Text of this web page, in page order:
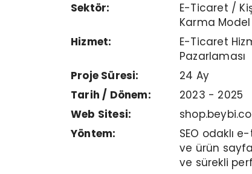
Sektör:
E-Ticaret /
Karma Model
Hizmet:
E-Ticaret
Pazarlaması
Proje Süresi:
24 Ay
Tarih / Dönem:
2023 - 2025
Web Sitesi:
Yöntem:
SEO odaklı
ve ürün
ve sürekli